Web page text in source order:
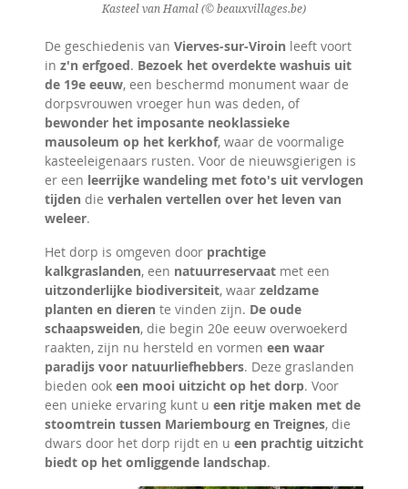
Kasteel van Hamal (© beauxvillages.be)
De geschiedenis van Vierves-sur-Viroin leeft voort
in z'n erfgoed. Bezoek het overdekte washuis uit
de 19e eeuw, een beschermd monument waar de
dorpsvrouwen vroeger hun was deden, of
bewonder het imposante neoklassieke
mausoleum op het kerkhof, waar de voormalige
kasteeleigenaars rusten. Voor de nieuwsgierigen is
er een leerrijke wandeling met foto's uit vervlogen
tijden die verhalen vertellen over het leven van
weleer.
Het dorp is omgeven door prachtige
kalkgraslanden, een natuurreservaat met een
uitzonderlijke biodiversiteit, waar zeldzame
planten en dieren te vinden zijn. De oude
schaapsweiden, die begin 20e eeuw overwoekerd
raakten, zijn nu hersteld en vormen een waar
paradijs voor natuurliefhebbers. Deze graslanden
bieden ook een mooi uitzicht op het dorp. Voor
een unieke ervaring kunt u een ritje maken met de
stoomtrein tussen Mariembourg en Treignes, die
dwars door het dorp rijdt en u een prachtig uitzicht
biedt op het omliggende landschap.